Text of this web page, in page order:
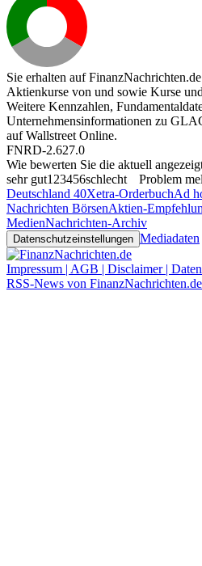
Sie erhalten auf
Aktienkurse von und sowie Kurse
Weitere Kennzahlen,
Unternehmensinformationen zu
aufWallstreet Online.
FNRD-2.627.0
Wie bewerten Sie die aktuell
sehr gut1 23456schlecht
Problem
Deutschland 40Xetra-OrderbuchAd
Nachrichten BörsenAktien-
MedienNachrichten-Archiv
Datenschutzeinstellungen Mediadaten
Impressum | AGB | Disclaimer |
RSS-News von FinanzNachrichten.de